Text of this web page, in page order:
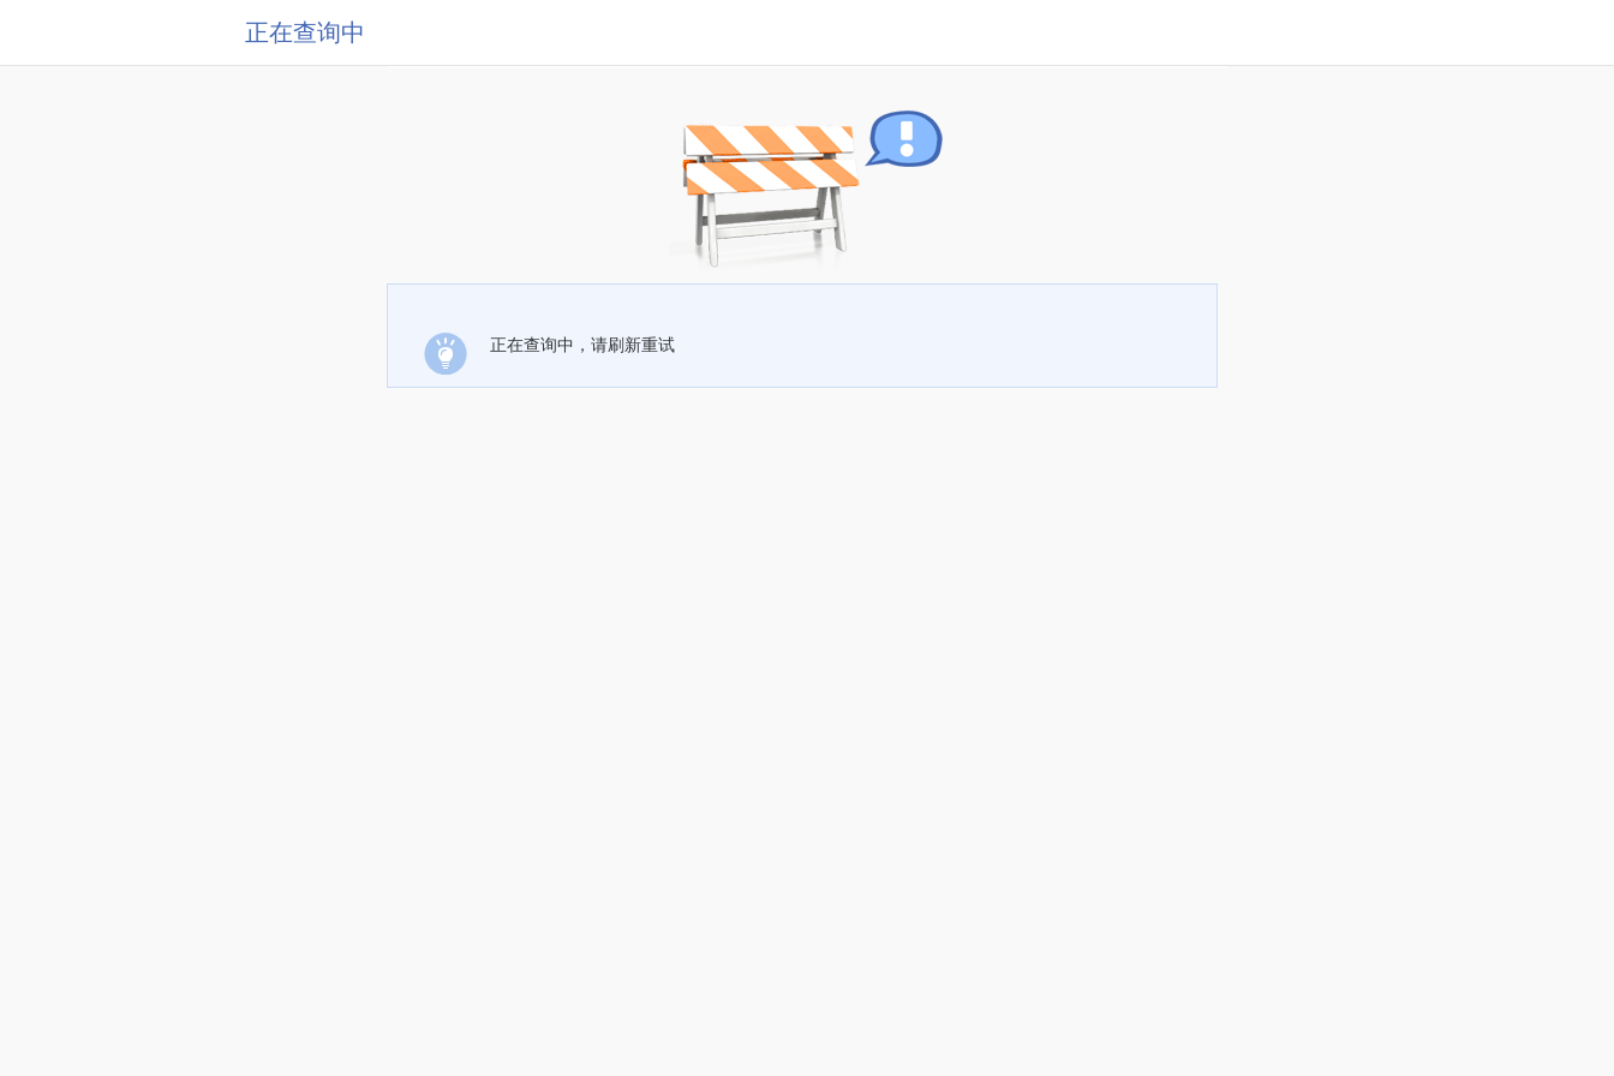
正在查询中
正在查询中，请刷新重试